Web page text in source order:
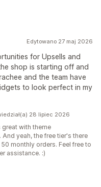
Edytowano 27 maj 2026
for Upsells and
shop is starting off and
and the team have
to look perfect in my
28 lipiec 2026
with theme
yeah, the free tier's there
monthly orders. Feel free to
assistance. :)